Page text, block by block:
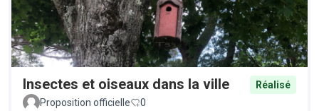
Insectes et oiseaux dans la ville
Réalisé
Proposition officielle
0